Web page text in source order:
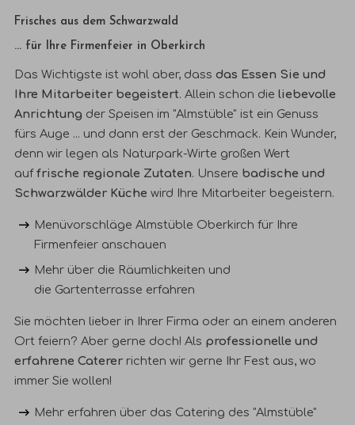
Frisches aus dem Schwarzwald
... für Ihre Firmenfeier in Oberkirch
Das Wichtigste ist wohl aber, dassdas Essen Sie und
Ihre Mitarbeiter begeistert. Allein schon dieliebevolle
Anrichtung der Speisen im "Almstüble" ist ein Genuss
fürs Auge ... und dann erst der Geschmack. Kein Wunder,
denn wir legen als Naturpark-Wirte großen Wert
auffrische regionale Zutaten. Unsere badische und
Schwarzwälder Küche wird Ihre Mitarbeiter begeistern.
Menüvorschläge Almstüble Oberkirch für Ihre
Firmenfeier anschauen
Mehr über die Räumlichkeiten und
die Gartenterrasse erfahren
Sie möchten lieber in Ihrer Firma oder an einem anderen
Ort feiern? Aber gerne doch! Als professionelle und
erfahrene Caterer richten wir gerne Ihr Fest aus, wo
immer Sie wollen!
Mehr erfahren über das Catering des "Almstüble"